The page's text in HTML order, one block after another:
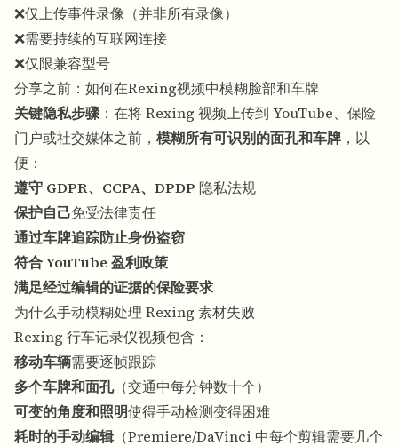
❌仅上传事件录像（并非所有录像）
❌需要持续的互联网连接
❌仅限兼容型号
分享之前：如何在Rexing视频中模糊脸部和车牌
关键隐私步骤：在将 Rexing 视频上传到 YouTube、保险
门户或社交媒体之前， 模糊所有可识别的面孔和车牌 ，以
便：
遵守 GDPR、CCPA、DPDP 隐私法规
保护自己免受法律责任
通过车牌追踪防止身份盗窃
符合 YouTube 盈利政策
满足经过编辑的证据的保险要求
为什么手动模糊处理 Rexing 素材失败
Rexing 行车记录仪视频包含：
移动车辆需要逐帧跟踪
多个车牌和面孔（交通中每分钟数十个）
可变的角度和照明使得手动检测变得困难
耗时的手动编辑（Premiere/DaVinci 中每个剪辑需要几个